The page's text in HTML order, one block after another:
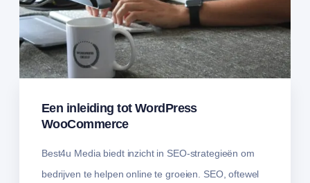
Een inleiding tot WordPress
WooCommerce
Best4u Media biedt inzicht in SEO-strategieën om
bedrijven te helpen online te groeien. SEO, oftewel